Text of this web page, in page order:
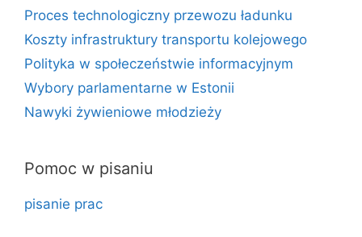
Proces technologiczny przewozu ładunku
Koszty infrastruktury transportu kolejowego
Polityka w społeczeństwie informacyjnym
Wybory parlamentarne w Estonii
Nawyki żywieniowe młodzieży
Pomoc w pisaniu
pisanie prac